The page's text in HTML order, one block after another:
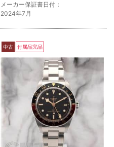
メーカー保証書日付：
2024年7月
中古 付属品完品